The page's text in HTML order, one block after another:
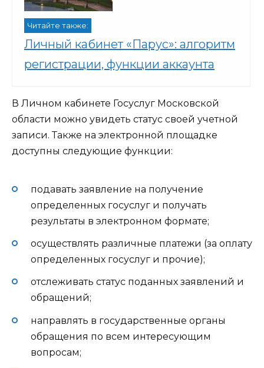
Читайте также:
Личный кабинет «Парус»: алгоритм
регистрации, функции аккаунта
В Личном кабинете Госуслуг Московской
области можно увидеть статус своей учетной
записи. Также на электронной площадке
доступны следующие функции:
подавать заявление на получение
определенных госуслуг и получать
результаты в электронном формате;
осуществлять различные платежи (за оплату
определенных госуслуг и прочие);
отслеживать статус поданных заявлений и
обращений;
направлять в государственные органы
обращения по всем интересующим
вопросам;